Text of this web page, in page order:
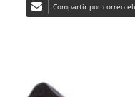
Compartir por correo